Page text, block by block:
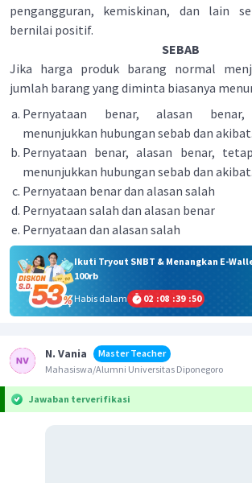
pengangguran, kemiskinan, dan lain
bernilai positif.
SEBAB
Jika harga produk barang normal
jumlah barang yang diminta biasanya
Pernyataan benar, alasan
menunjukkan hubungan sebab dan akibat.
Pernyataan benar, alasan benar,
menunjukkan hubungan sebab dan akibat.
Pernyataan benar dan alasan salah
Pernyataan salah dan alasan benar
Pernyataan dan alasan salah
Ikuti Tryout SNBT & Menangkan E-
100rb
Habis dalam
02 :08 :39 :50
N. Vania
Master Teacher
Mahasiswa/Alumni Universitas Diponegoro
Jawaban terverifikasi